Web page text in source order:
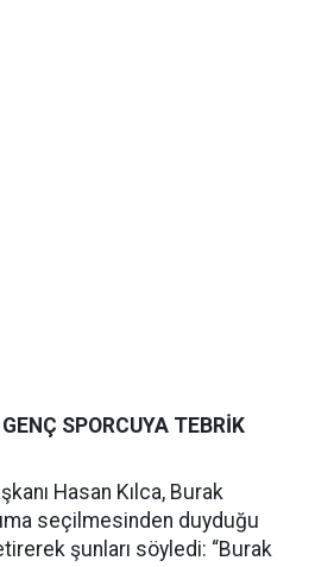
SPORCUYA TEBRİK
Hasan Kılca, Burak
seçilmesinden duyduğu
şunları söyledi: “Burak